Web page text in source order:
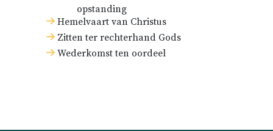
opstanding
Hemelvaart van Christus
Zitten ter rechterhand Gods
Wederkomst ten oordeel